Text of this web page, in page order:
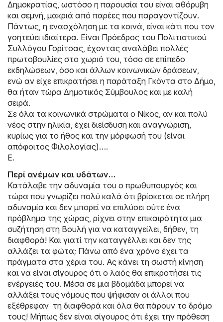
Δημοκρατίας, ωστόσο η παρουσία του είναι αθόρυβη
και σεμνή, μακριά από παρέες που παραγοντίζουν.
Πάντως, η ενασχόληση με τα κοινά, είναι κάτι που τον
γοητεύει ιδιαίτερα. Είναι Πρόεδρος του Πολιτιστικού
Συλλόγου Γορίτσας, έχοντας αναλάβει πολλές
πρωτοβουλίες στο χωριό του, τόσο σε επίπεδο
εκδηλώσεων, όσο και άλλων κοινωνικών δράσεων,
ενώ αν είχε επικρατήσει η παράταξη Γκόντα στο Δήμο,
θα ήταν τώρα Δημοτικός Σύμβουλος και με καλή
σειρά.
Σε όλα τα κοινωνικά στρώματα ο Νίκος, αν και πολύ
νέος στην ηλικία, έχει διείσδυση και αναγνώριση,
κυρίως για το ήθος και την μόρφωσή του (είναι
απόφοιτος Φιλολογίας)….
Ε.
Περί ανέμων και υδάτων…
Κατάλαβε την αδυναμία του ο πρωθυπουργός και
τώρα που γνωρίζει πολύ καλά ότι βρίσκεται σε πλήρη
αδυναμία και δεν μπορεί να επιλύσει ούτε ένα
πρόβλημα της χώρας, ρίχνει στην επικαιρότητα μια
συζήτηση στη Βουλή για να καταγγείλει, δήθεν, τη
διαφθορά! Και γιατί την καταγγέλλει και δεν της
αλλάζει τα φώτα; Πάνω από ένα χρόνο έχει τα
πράγματα στα χέρια του. Ας κάνει τη σωστή κίνηση
και να είναι σίγουρος ότι ο λαός θα επικροτήσει τις
ενέργειές του. Μέσα σε μια βδομάδα μπορεί να
αλλάξει τους νόμους που ψήφισαν οι άλλοι που
εξέθρεφαν τη διαφθορά και όλα θα πάρουν το δρόμο
τους! Μήπως δεν είναι σίγουρος ότι έχει την πρόθεση